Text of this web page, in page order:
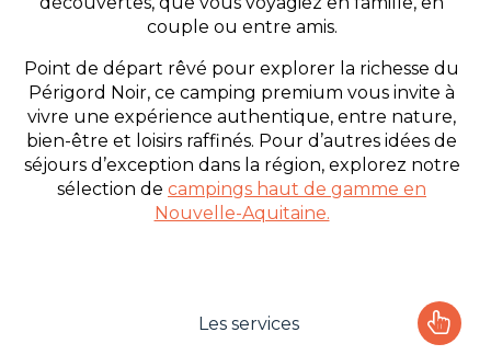
couple ou entre amis.
Point de départ rêvé pour explorer la richesse du
Périgord Noir, ce camping premium vous invite à
vivre une expérience authentique, entre nature,
bien-être et loisirs raffinés. Pour d’autres idées de
séjours d’exception dans la région, explorez notre
sélection de campings haut de gamme en
Nouvelle-Aquitaine.
Les services